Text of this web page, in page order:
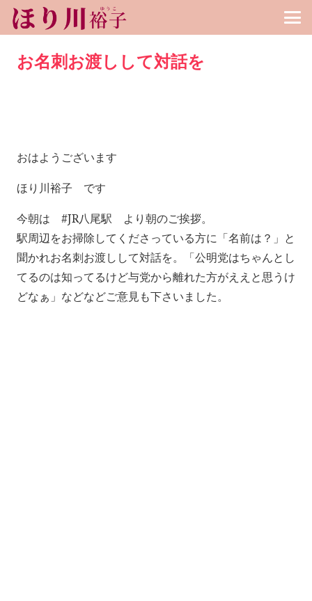
お名刺お渡しして対話を
おはようございます
ほり川裕子 です
今朝は #JR八尾駅 より朝のご挨拶。
駅周辺をお掃除してくださっている方に「名前は？」と
聞かれお名刺お渡しして対話を。「公明党はちゃんとし
てるのは知ってるけど与党から離れた方がええと思うけ
どなぁ」などなどご意見も下さいました。